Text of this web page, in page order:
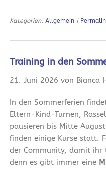
Kategorien: Allgemein |
Training in den
21. Juni 2026 von Bianca
In den Sommerferien
Eltern-Kind-Turnen,
pausieren bis Mitte
finden einige Kurse statt.
der Community, damit ihr
denn es gibt immer eine